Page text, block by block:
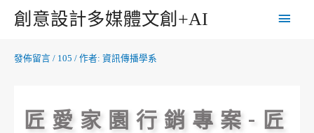
創意設計多媒體文創+AI
發佈留言 / 105 / 作者: 資訊傳播學系
匠愛家園行銷專案-匠